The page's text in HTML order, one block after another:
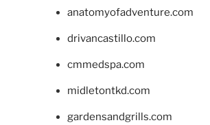
anatomyofadventure.com
drivancastillo.com
cmmedspa.com
midletontkd.com
gardensandgrills.com